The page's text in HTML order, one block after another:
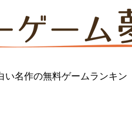
い名作の無料ゲームランキン